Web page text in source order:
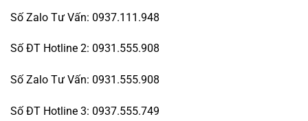
Số Zalo Tư Vấn: 0937.111.948
Số ĐT Hotline 2: 0931.555.908
Số Zalo Tư Vấn: 0931.555.908
Số ĐT Hotline 3: 0937.555.749